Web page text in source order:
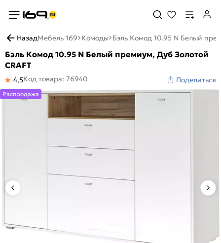
НазадМебель 169 Комоды Бэль Комод 10.95 N Белый
Бэль Комод 10.95 N Белый премиум, Дуб Золотой
CRAFT
4,5Код товара: 76940 Поделиться
Распродажа